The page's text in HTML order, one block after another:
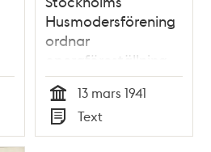
Husmodersförening
ordnar
operaföreställning
1941
Tid
13 mars 1941
Typ
Text